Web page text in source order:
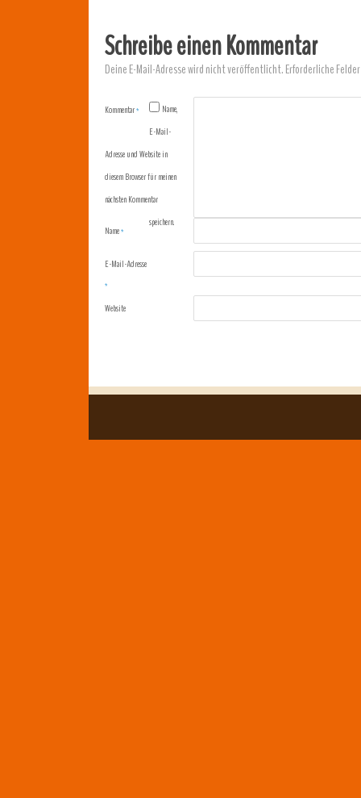
Schreibe einen Kommentar
Deine E-Mail-Adresse wird nicht veröffentlicht.Erforderliche
Kommentar*
Name*
E-Mail-Adresse
*
Website
Name,
E-Mail-
Adresse und Website in
diesem Browser für meinen
nächsten Kommentar
speichern.